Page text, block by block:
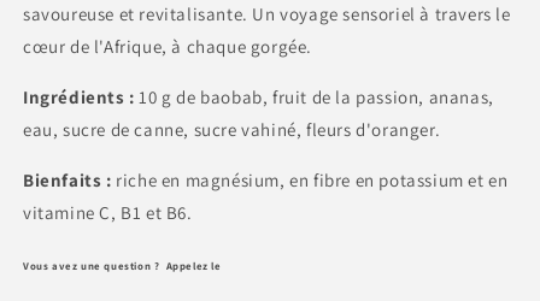
savoureuse et revitalisante. Un voyage sensoriel à travers le
cœur de l'Afrique, à chaque gorgée.
Ingrédients : 10 g de baobab, fruit de la passion, ananas,
eau, sucre de canne, sucre vahiné, fleurs d'oranger.
Bienfaits : riche en magnésium, en fibre en potassium et en
vitamine C, B1 et B6.
Vous avez une question ? Appelez le